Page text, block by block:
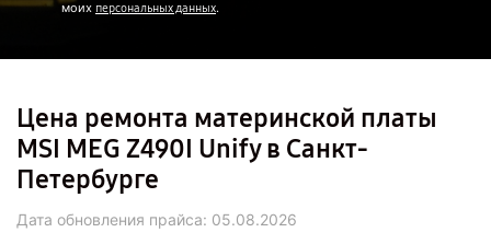
моих персональных данных.
Цена ремонта материнской платы
MSI MEG Z490I Unify в Санкт-
Петербурге
Дата обновления прайса: 05.08.2026